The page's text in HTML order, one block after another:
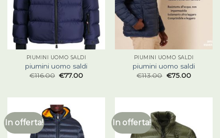
PIUMINI UOMO SALDI
piumini uomo saldi
€116.00 €77.00
PIUMINI UOMO SALDI
piumini uomo saldi
€113.00 €75.00
In offerta! In offerta!